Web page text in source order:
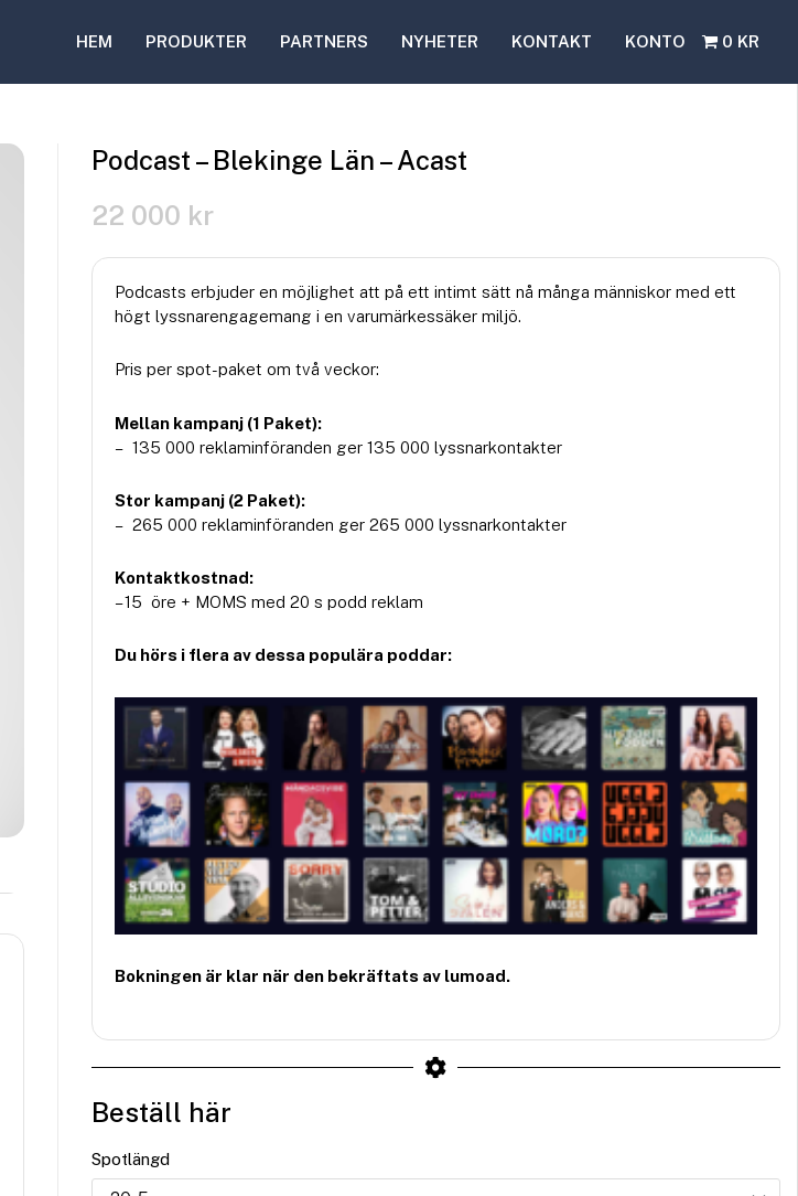
HEM PRODUKTER PARTNERS NYHETER KONTAKT KONTO 0 KR
Podcast – Blekinge Län – Acast
22 000 kr
Podcasts erbjuder en möjlighet att på ett intimt sätt nå många människor med ett
högt lyssnarengagemang i en varumärkessäker miljö.
Pris per spot-paket om två veckor:
Mellan kampanj (1 Paket):
– 135 000 reklaminföranden ger 135 000 lyssnarkontakter
Stor kampanj (2 Paket):
– 265 000 reklaminföranden ger 265 000 lyssnarkontakter
Kontaktkostnad:
– 15 öre + MOMS med 20 s podd reklam
Du hörs i flera av dessa populära poddar:
Bokningen är klar när den bekräftats av lumoad.
Beställ här
Spotlängd